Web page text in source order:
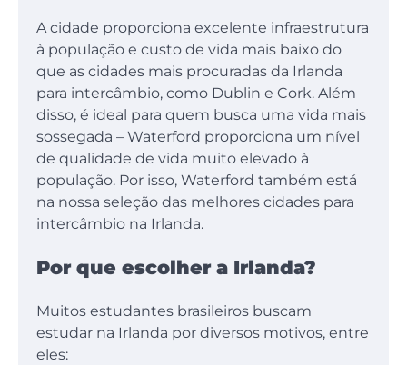
A cidade proporciona excelente infraestrutura
à população e custo de vida mais baixo do
que as cidades mais procuradas da Irlanda
para intercâmbio, como Dublin e Cork. Além
disso, é ideal para quem busca uma vida mais
sossegada – Waterford proporciona um nível
de qualidade de vida muito elevado à
população. Por isso, Waterford também está
na nossa seleção das melhores cidades para
intercâmbio na Irlanda.
Por que escolher a Irlanda?
Muitos estudantes brasileiros buscam
estudar na Irlanda por diversos motivos, entre
eles: